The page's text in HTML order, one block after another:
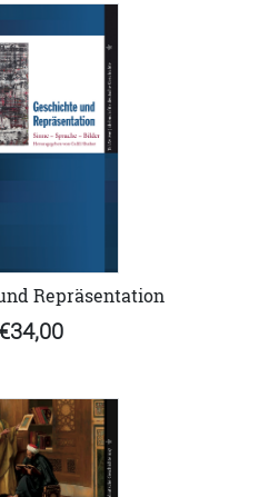
Repräsentation